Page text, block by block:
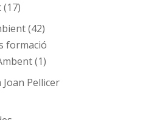
(17)
(42)
formació
(1)
Joan Pellicer